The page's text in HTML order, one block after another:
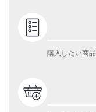
購入したい商